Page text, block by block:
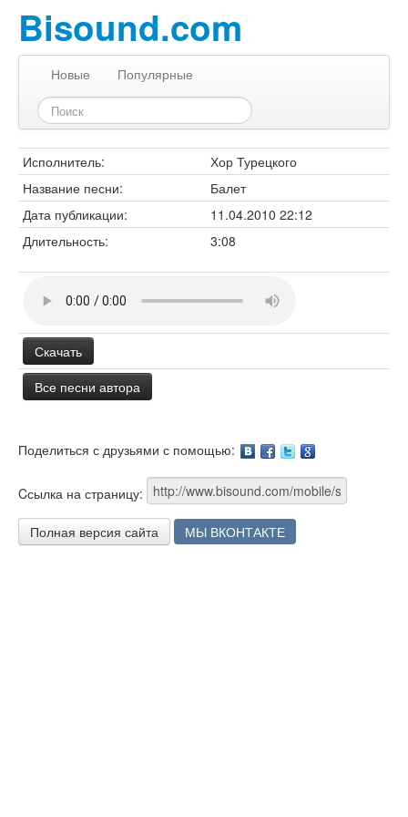
Bisound.com
Новые Популярные
Исполнитель:
Хор Турецкого
Название песни:
Балет
Дата публикации:
11.04.2010 22:12
Длительность:
3:08
Скачать
Все песни автора
Поделиться с друзьями с помощью:
Cсылка на страницу:
Полная версия сайта МЫ ВКОНТАКТЕ